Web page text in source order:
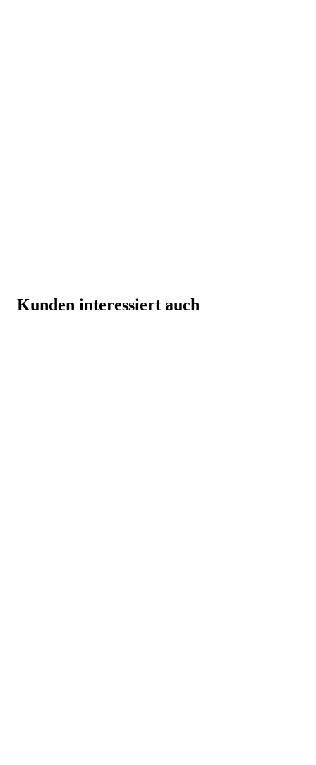
Kunden interessiert auch